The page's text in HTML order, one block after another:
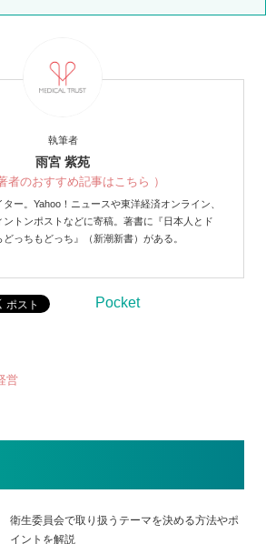
執筆者
雨宮 紫苑
者のおすすめ記事はこちら ）
ター。Yahoo！ニュースや東洋経済オンライン、
トンポストなどに寄稿。著書に『日本人とド
っちもどっち』（新潮新書）がある。
Pocket
営
衛生委員会で取り扱うテーマを決める方法やポ
イントを解説